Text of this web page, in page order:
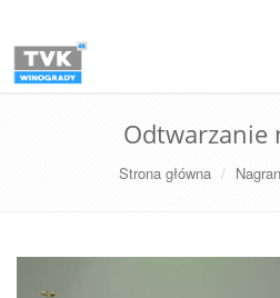
Odtwarzanie
Strona główna